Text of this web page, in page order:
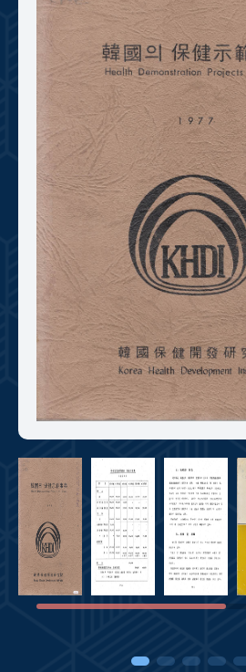
주년 기념
성과 50선 숫자로 보는 50년 50+1
세계와 함께 한 KIHASA
VR 역사관